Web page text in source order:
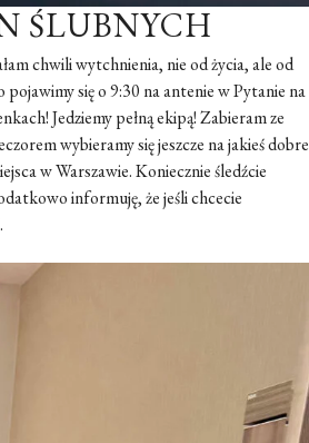
ŚLUBNYCH
chwili wytchnienia, nie od życia, ale od
pojawimy się o 9:30 na antenie w Pytanie na
Jedziemy pełną ekipą! Zabieram ze
wybieramy się jeszcze na jakieś dobre
w Warszawie. Koniecznie śledźcie
informuję, że jeśli chcecie
.